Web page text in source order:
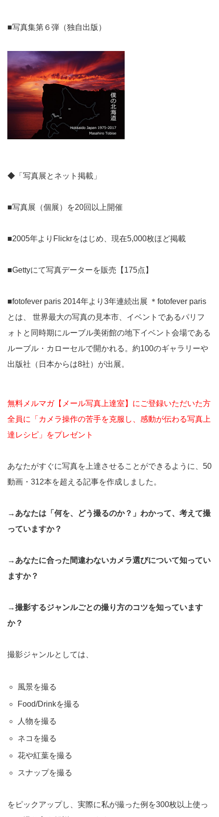
■写真集第６弾（独自出版）
◆「写真展とネット掲載」
■写真展（個展）を20回以上開催
■2005年よりFlickrをはじめ、現在5,000枚ほど掲載
■Gettyにて写真データーを販売【175点】
■fotofever paris 2014年より3年連続出展 ＊fotofever paris
とは、 世界最大の写真の見本市、イベントであるパリフ
ォトと同時期にルーブル美術館の地下イベント会場である
ルーブル・カローセルで開かれる。約100のギャラリーや
出版社（日本からは8社）が出展。
無料メルマガ【メール写真上達室】にご登録いただいた方
全員に「カメラ操作の苦手を克服し、感動が伝わる写真上
達レシピ」をプレゼント
あなたがすぐに写真を上達させることができるように、50
動画・312本を超える記事を作成しました。
→あなたは「何を、どう撮るのか？」わかって、考えて撮
っていますか？
→あなたに合った間違わないカメラ選びについて知ってい
ますか？
→撮影するジャンルごとの撮り方のコツを知っています
か？
撮影ジャンルとしては、
風景を撮る
Food/Drinkを撮る
人物を撮る
ネコを撮る
花や紅葉を撮る
スナップを撮る
をピックアップし、実際に私が撮った例を300枚以上使っ